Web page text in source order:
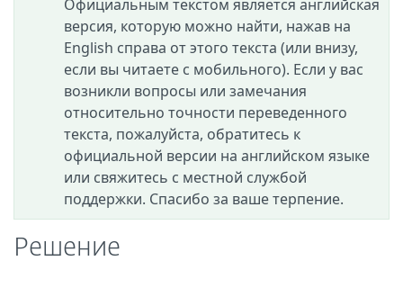
Официальным текстом является английская
версия, которую можно найти, нажав на
English справа от этого текста (или внизу,
если вы читаете с мобильного). Если у вас
возникли вопросы или замечания
относительно точности переведенного
текста, пожалуйста, обратитесь к
официальной версии на английском языке
или свяжитесь с местной службой
поддержки. Спасибо за ваше терпение.
Решение